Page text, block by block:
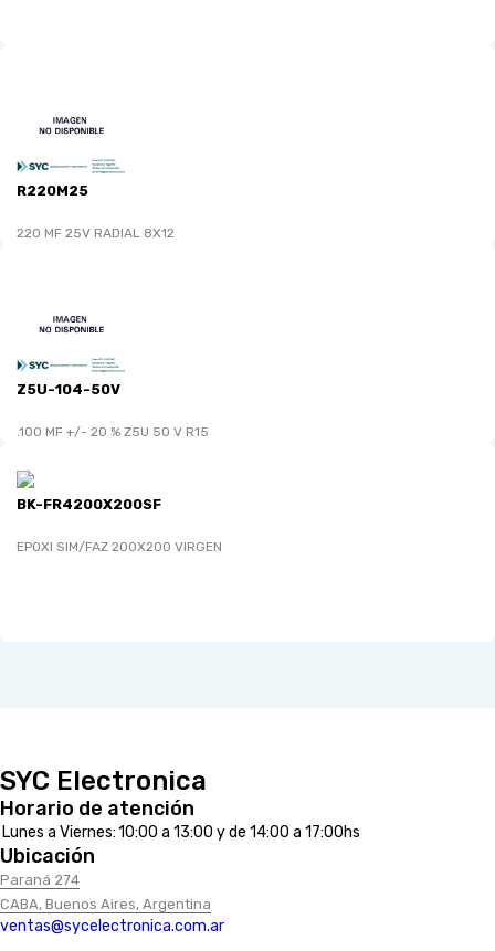
R220M25
220 MF 25V RADIAL 8X12
Z5U-104-50V
.100 MF +/- 20 % Z5U 50 V R15
BK-FR4200X200SF
EPOXI SIM/FAZ 200X200 VIRGEN
SYC Electronica
Horario de atención
Lunes a Viernes:10:00 a 13:00 y de 14:00 a 17:00hs
Ubicación
Paraná 274
CABA, Buenos Aires, Argentina
ventas@sycelectronica.com.ar